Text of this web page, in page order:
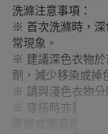
洗滌注意事項：
※ 首次洗滌時，深
常現象。
※ 建議深色衣物於
劑，減少移染或掉
※ 請與淺色衣物分
※ 穿搭時亦建議避
摩擦或潮濕造成染